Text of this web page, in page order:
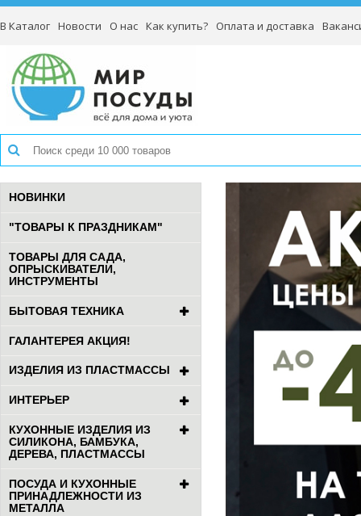
В Каталог Новости О нас Как купить? Оплата и доставка
НОВИНКИ
"ТОВАРЫ К ПРАЗДНИКАМ"
ТОВАРЫ ДЛЯ САДА,
ОПРЫСКИВАТЕЛИ,
ИНСТРУМЕНТЫ
БЫТОВАЯ ТЕХНИКА
ГАЛАНТЕРЕЯ АКЦИЯ!
ИЗДЕЛИЯ ИЗ ПЛАСТМАССЫ
ИНТЕРЬЕР
КУХОННЫЕ ИЗДЕЛИЯ ИЗ
СИЛИКОНА, БАМБУКА,
ДЕРЕВА, ПЛАСТМАССЫ
ПОСУДА И КУХОННЫЕ
ПРИНАДЛЕЖНОСТИ ИЗ
МЕТАЛЛА